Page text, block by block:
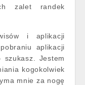
zalet randek
i aplikacji
aplikacji
Jestem
kogokolwiek
mnie za nogę